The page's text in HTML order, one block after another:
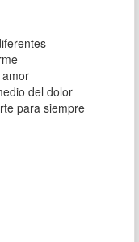
del dolor
para siempre